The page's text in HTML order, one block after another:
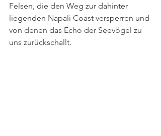
Felsen, die den Weg zur dahinter
liegenden Napali Coast versperren und
von denen das Echo der Seevögel zu
uns zurückschallt.